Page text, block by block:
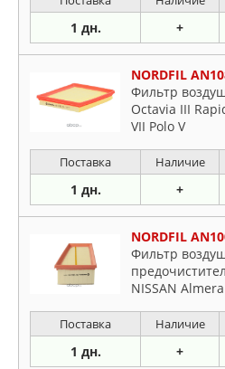
1 дн. +
NORDFIL
Фильтр
Octavia III
VII Polo V
Поставка Наличие
1 дн. +
NORDFIL
Фильтр
NISSAN
Поставка Наличие
1 дн. +